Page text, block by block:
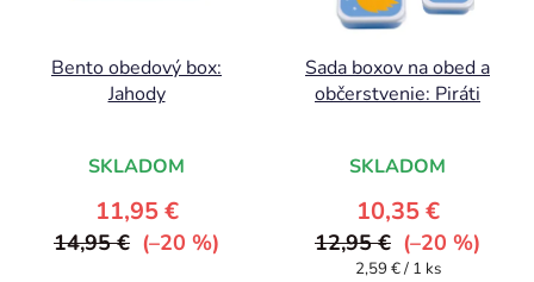
Bento obedový box:
Jahody
SKLADOM
11,95 €
14,95 € (–20 %)
Sada boxov na obed a
občerstvenie: Piráti
SKLADOM
10,35 €
12,95 € (–20 %)
Jednotková
2,59 € / 1 ks